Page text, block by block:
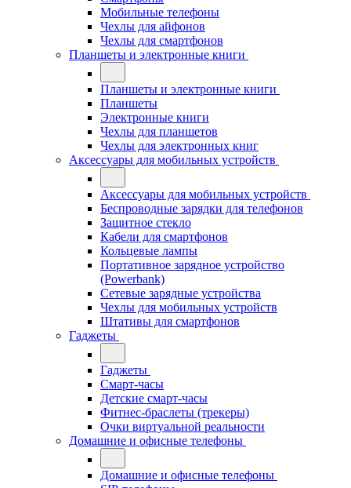
Мобильные телефоны
Чехлы для айфонов
Чехлы для смартфонов
Планшеты и электронные книги
Планшеты и электронные книги
Планшеты
Электронные книги
Чехлы для планшетов
Чехлы для электронных книг
Аксессуары для мобильных устройств
Аксессуары для мобильных устройств
Беспроводные зарядки для телефонов
Защитное стекло
Кабели для смартфонов
Кольцевые лампы
Портативное зарядное устройство
(Powerbank)
Сетевые зарядные устройства
Чехлы для мобильных устройств
Штативы для смартфонов
Гаджеты
Гаджеты
Смарт-часы
Детские смарт-часы
Фитнес-браслеты (трекеры)
Очки виртуальной реальности
Домашние и офисные телефоны
Домашние и офисные телефоны